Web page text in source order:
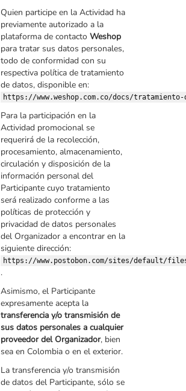
Quien participe en la Actividad ha
previamente autorizado a la
plataforma de contacto Weshop
para tratar sus datos personales,
todo de conformidad con su
respectiva política de tratamiento
de datos, disponible en:
https://www.weshop.com.co/docs/
Para la participación en la
Actividad promocional se
requerirá de la recolección,
procesamiento, almacenamiento,
circulación y disposición de la
información personal del
Participante cuyo tratamiento
será realizado conforme a las
políticas de protección y
privacidad de datos personales
del Organizador a encontrar en la
siguiente dirección:
https://www.postobon.com/sites/default/
.
Asimismo, el Participante
expresamente acepta la
transferencia y/o transmisión de
sus datos personales a cualquier
proveedor del Organizador, bien
sea en Colombia o en el exterior.
La transferencia y/o transmisión
de datos del Participante, sólo se